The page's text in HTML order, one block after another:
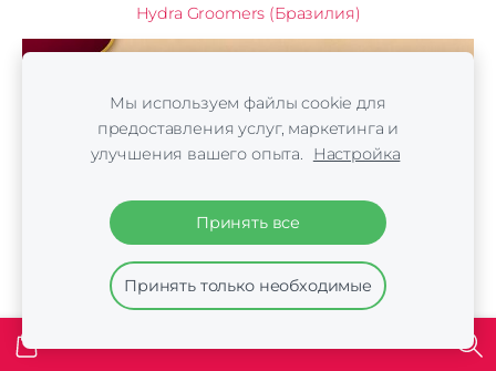
Hydra Groomers (Бразилия)
Мы используем файлы cookie для
предоставления услуг, маркетинга и
улучшения вашего опыта.
Настройка
Принять все
Принять только необходимые